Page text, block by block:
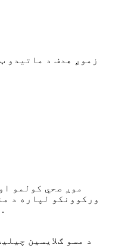
زموږ هدف د ماتیدو
موږ صحي کولمو
ورکوونکو لپاره د
به کم کړي. د ماتیدو او غورځیدو ستونزه او همدارنګه د بڼکو لوړیدل به کم شي. د نسل ورکوونکو اغیزمن نسل ورکولو وخت غځول کیږي.